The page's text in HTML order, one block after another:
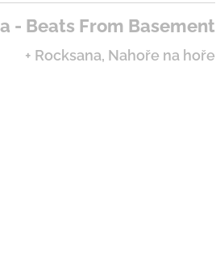
- Beats From Basement
+ Rocksana, Nahoře na hoře